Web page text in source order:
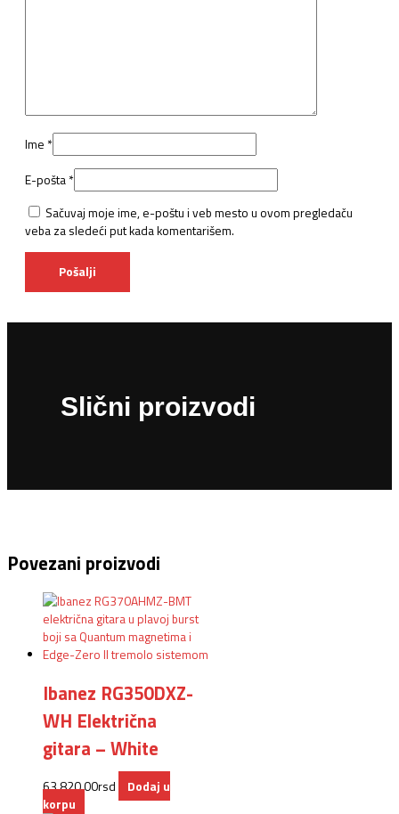
Ime *
E-pošta *
Sačuvaj moje ime, e-poštu i veb mesto u ovom pregledaču
veba za sledeći put kada komentarišem.
Slični proizvodi
Povezani proizvodi
Ibanez RG350DXZ-
WH Električna
gitara – White
63.820,00rsd
Dodaj u
korpu